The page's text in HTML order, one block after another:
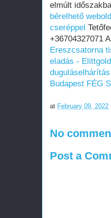
elmúlt
bérelhető
cseréppel
+36704327071
Ereszcsatorna
eladás - Elittgold
duguláselhárítás
Budapest FÉG
at February 09, 2022
No
Post a